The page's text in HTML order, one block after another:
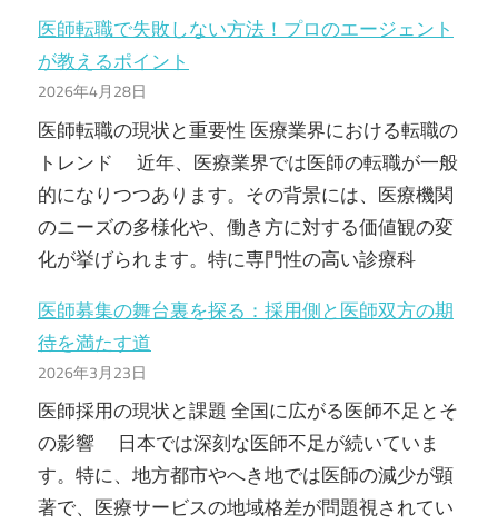
医師転職で失敗しない方法！プロのエージェント
が教えるポイント
2026年4月28日
医師転職の現状と重要性 医療業界における転職の
トレンド 近年、医療業界では医師の転職が一般
的になりつつあります。その背景には、医療機関
のニーズの多様化や、働き方に対する価値観の変
化が挙げられます。特に専門性の高い診療科
医師募集の舞台裏を探る：採用側と医師双方の期
待を満たす道
2026年3月23日
医師採用の現状と課題 全国に広がる医師不足とそ
の影響 日本では深刻な医師不足が続いていま
す。特に、地方都市やへき地では医師の減少が顕
著で、医療サービスの地域格差が問題視されてい